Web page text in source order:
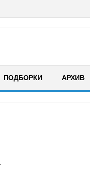
ПОДБОРКИ АРХИВ